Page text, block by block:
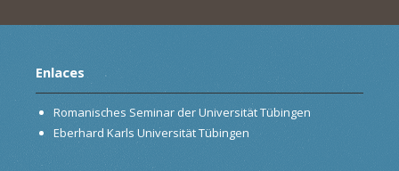
Enlaces
Romanisches Seminar der Universität Tübingen
Eberhard Karls Universität Tübingen